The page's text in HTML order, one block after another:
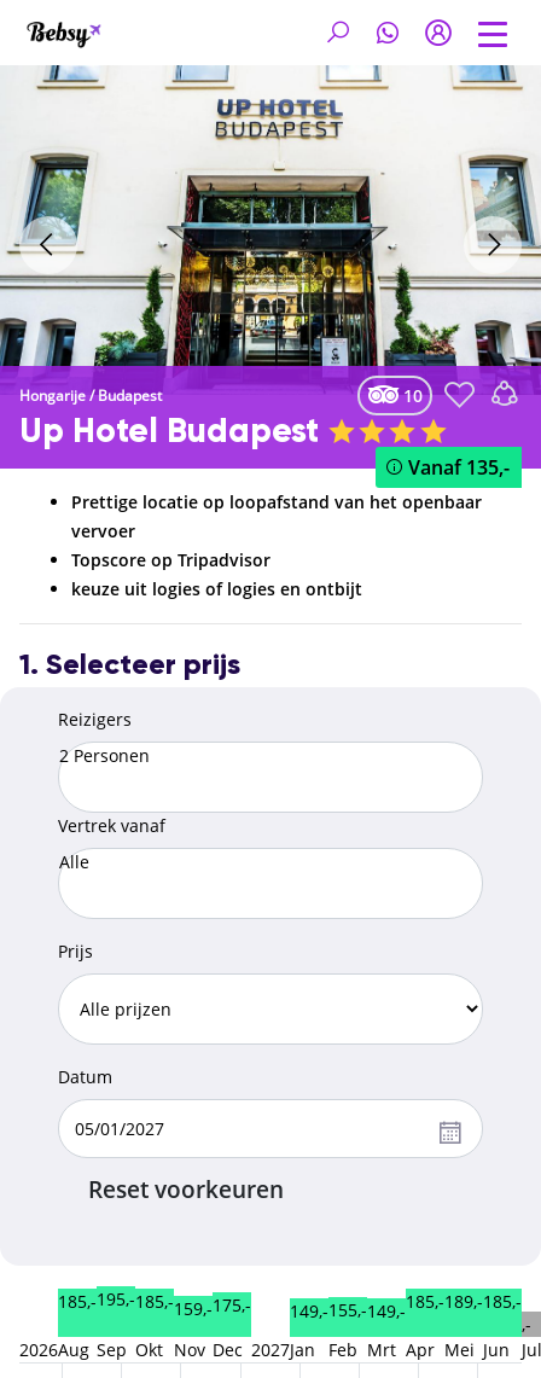
Hongarije/Budapest 10
Up Hotel Budapest
Vanaf135,-
Prettige locatie op loopafstand van het openbaar
vervoer
Topscore op Tripadvisor
keuze uit logies of logies en ontbijt
1. Selecteer prijs
Reizigers
2 Personen
Vertrek vanaf
Alle
Prijs
Datum
Reset voorkeuren
2026
185,-
Aug
195,-
Sep
185,-
Okt
159,-
Nov
175,-
Dec 2027
149,-
Jan
155,-
Feb
149,-
Mrt
185,-
Apr
189,-
Mei
185,-
Jun
,-
Jul